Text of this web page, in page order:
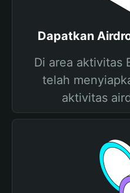
Dapatkan
Di area aktivitas
telah
aktivitas